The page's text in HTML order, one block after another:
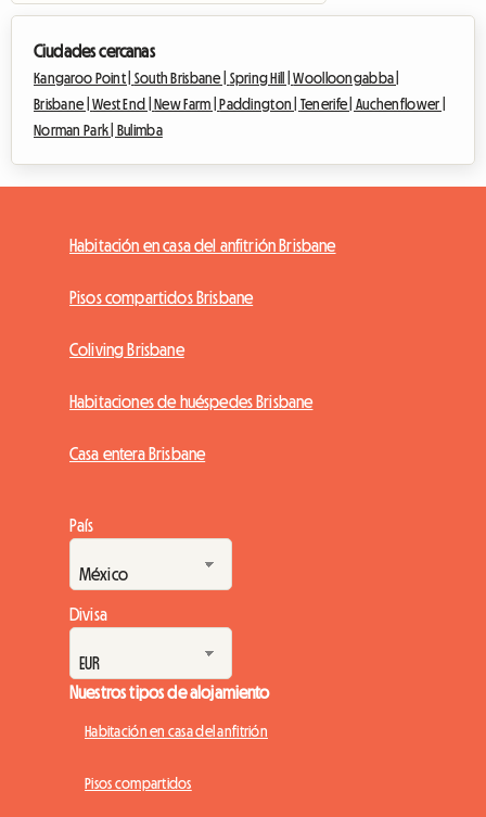
Ciudades cercanas
Kangaroo Point | South Brisbane | Spring Hill |Woolloongabba |
Brisbane |West End |New Farm |Paddington | Tenerife |Auchenflower |
Norman Park | Bulimba
Habitación en casa del anfitrión Brisbane
Pisos compartidos Brisbane
Coliving Brisbane
Habitaciones de huéspedes Brisbane
Casa entera Brisbane
País
Divisa
Nuestros tipos de alojamiento
Habitación en casa del anfitrión
Pisos compartidos